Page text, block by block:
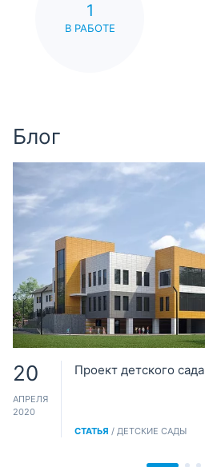
1
В РАБОТЕ
Блог
20
АПРЕЛЯ
2020
Проект детского сада
СТАТЬЯ / ДЕТСКИЕ САДЫ